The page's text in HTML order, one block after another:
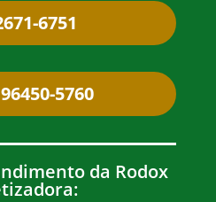
6751
5760
da Rodox